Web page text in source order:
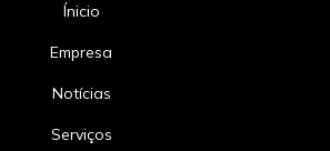
Ínicio
Empresa
Notícias
Serviços